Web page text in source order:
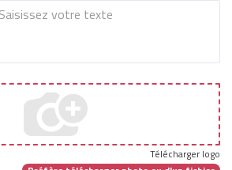
Télécharger logo